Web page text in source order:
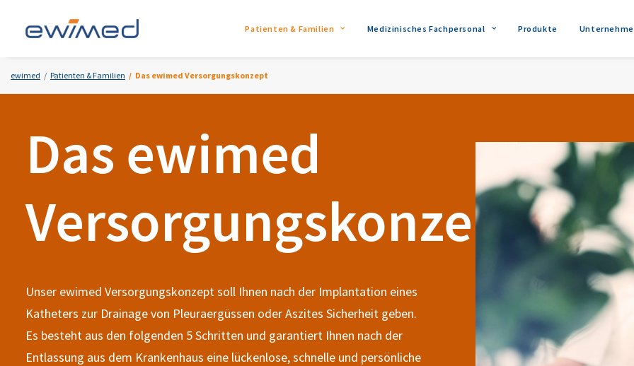
Patienten & Familien Medizinisches Fachpersonal Produkte
ewimed Patienten & Familien Das ewimed Versorgungskonzept
Das ewimed
Versorgungskonzept
Unser ewimed Versorgungskonzept soll Ihnen nach der Implantation eines
Katheters zur Drainage von Pleuraergüssen oder Aszites Sicherheit geben.
Es besteht aus den folgenden 5 Schritten und garantiert Ihnen nach der
Entlassung aus dem Krankenhaus eine lückenlose, schnelle und persönliche